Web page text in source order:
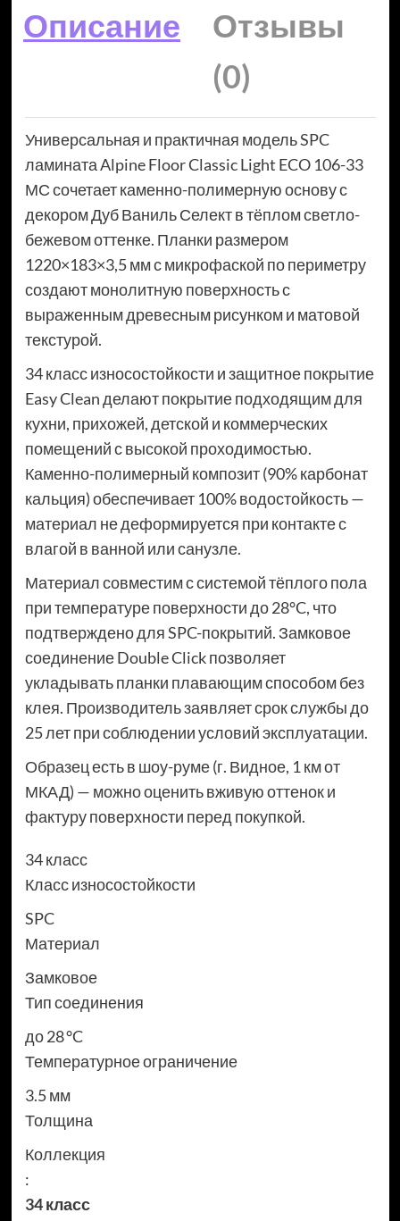
Описание
Отзывы
(0)
Универсальная и практичная модель SPC
ламината Alpine Floor Classic Light ECO 106-33
МС сочетает каменно-полимерную основу с
декором Дуб Ваниль Селект в тёплом светло-
бежевом оттенке. Планки размером
1220×183×3,5 мм с микрофаской по периметру
создают монолитную поверхность с
выраженным древесным рисунком и матовой
текстурой.
34 класс износостойкости и защитное покрытие
Easy Clean делают покрытие подходящим для
кухни, прихожей, детской и коммерческих
помещений с высокой проходимостью.
Каменно-полимерный композит (90% карбонат
кальция) обеспечивает 100% водостойкость —
материал не деформируется при контакте с
влагой в ванной или санузле.
Материал совместим с системой тёплого пола
при температуре поверхности до 28°C, что
подтверждено для SPC-покрытий. Замковое
соединение Double Click позволяет
укладывать планки плавающим способом без
клея. Производитель заявляет срок службы до
25 лет при соблюдении условий эксплуатации.
Образец есть в шоу-руме (г. Видное, 1 км от
МКАД) — можно оценить вживую оттенок и
фактуру поверхности перед покупкой.
34 класс
Класс износостойкости
SPC
Материал
Замковое
Тип соединения
до 28 °C
Температурное ограничение
3.5 мм
Толщина
Коллекция
:
34 класс